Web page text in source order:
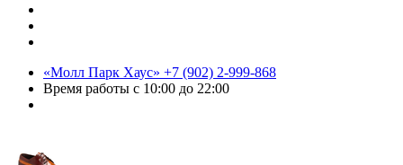
«Молл Парк Хаус» +7 (902) 2-999-868
Время работы с 10:00 до 22:00